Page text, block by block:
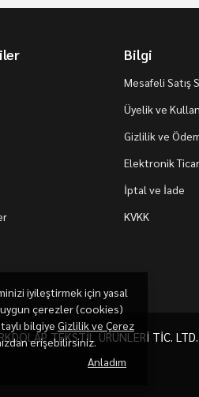
iyileştirmek için yasal
çerezler (cookies)
bilgiye Gizlilik ve Çerez
erişebilirsiniz.
Anladım
Bilgi
Mesafeli Satış
Üyelik ve
Gizlilik ve
Elektronik
İptal ve İade
KVKK
TEKSTİL ÜRÜNLERİ TİC.